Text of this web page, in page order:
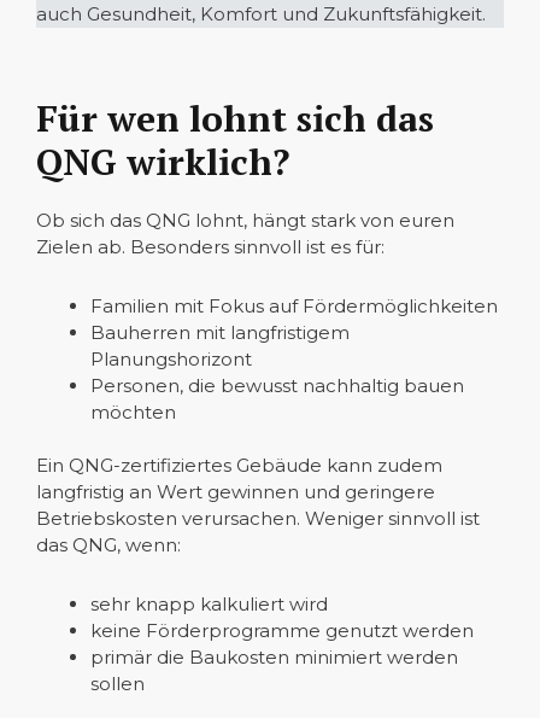
auch Gesundheit, Komfort und Zukunftsfähigkeit.
Für wen lohnt sich das
QNG wirklich?
Ob sich das QNG lohnt, hängt stark von euren
Zielen ab. Besonders sinnvoll ist es für:
Familien mit Fokus auf Fördermöglichkeiten
Bauherren mit langfristigem
Planungshorizont
Personen, die bewusst nachhaltig bauen
möchten
Ein QNG-zertifiziertes Gebäude kann zudem
langfristig an Wert gewinnen und geringere
Betriebskosten verursachen. Weniger sinnvoll ist
das QNG, wenn:
sehr knapp kalkuliert wird
keine Förderprogramme genutzt werden
primär die Baukosten minimiert werden
sollen